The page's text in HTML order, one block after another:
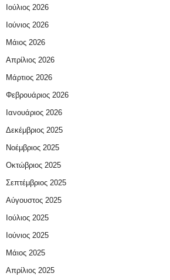
Ιούλιος 2026
Ιούνιος 2026
Μάιος 2026
Απρίλιος 2026
Μάρτιος 2026
Φεβρουάριος 2026
Ιανουάριος 2026
Δεκέμβριος 2025
Νοέμβριος 2025
Οκτώβριος 2025
Σεπτέμβριος 2025
Αύγουστος 2025
Ιούλιος 2025
Ιούνιος 2025
Μάιος 2025
Απρίλιος 2025